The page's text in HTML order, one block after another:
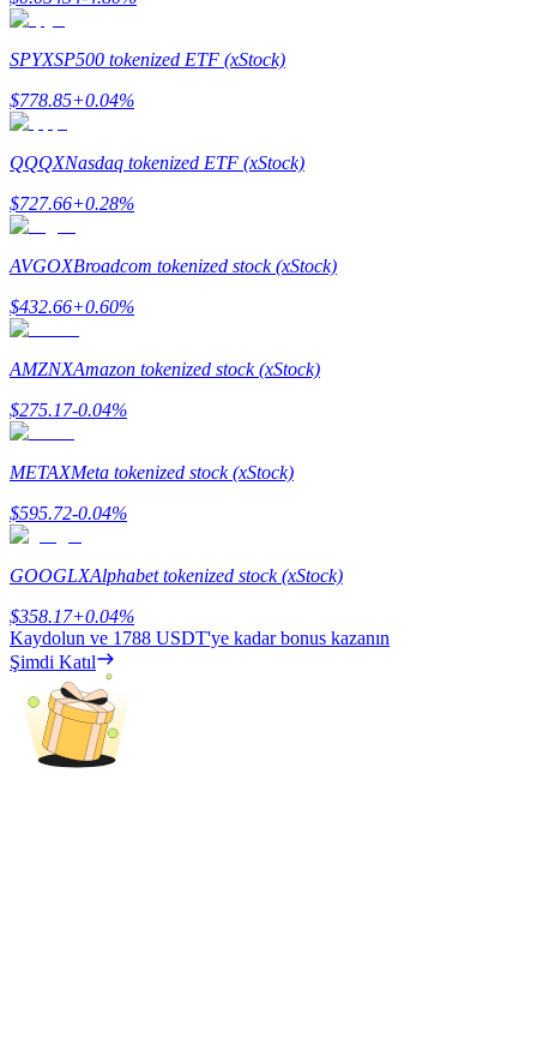
Yönlendirme
Arkadaşını davet et, nakit ödüller kazan
BTC Welcome Rewards
SPYXSP500 tokenized ETF (xStock)
$778.85+0.04%
QQQXNasdaq tokenized ETF (xStock)
$727.66+0.28%
AVGOXBroadcom tokenized stock (xStock)
$432.66+0.60%
AMZNXAmazon tokenized stock (xStock)
$275.17-0.04%
METAXMeta tokenized stock (xStock)
$595.72-0.04%
GOOGLXAlphabet tokenized stock (xStock)
$358.17+0.04%
Kaydolun ve 1788 USDT'ye kadar bonus kazanın
Şimdi Katıl